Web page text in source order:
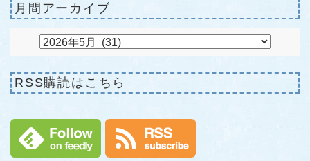
月間アーカイブ
RSS購読はこちら